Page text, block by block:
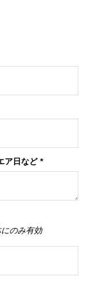
ア日など*
のみ有効